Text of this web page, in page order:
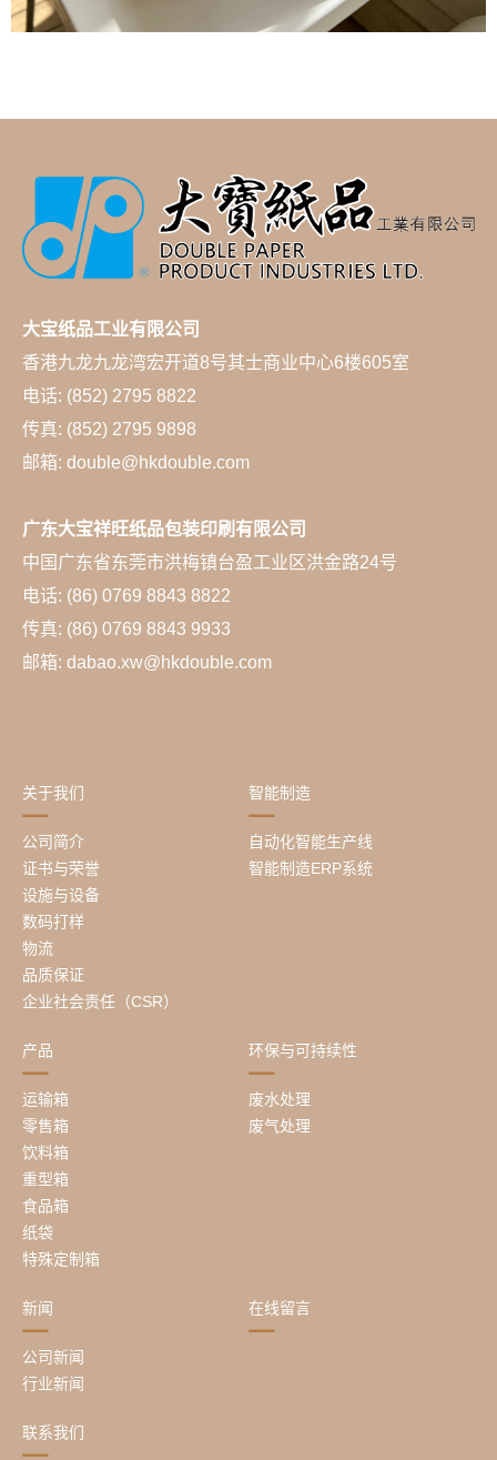
大宝纸品工业有限公司
香港九龙九龙湾宏开道8号其士商业中心6楼605室
电话: (852) 2795 8822
传真: (852) 2795 9898
邮箱: double@hkdouble.com
广东大宝祥旺纸品包装印刷有限公司
中国广东省东莞市洪梅镇台盈工业区洪金路24号
电话: (86) 0769 8843 8822
传真: (86) 0769 8843 9933
邮箱: dabao.xw@hkdouble.com
关于我们
公司简介
证书与荣誉
设施与设备
数码打样
物流
品质保证
企业社会责任（CSR）
智能制造
自动化智能生产线
智能制造ERP系统
产品
运输箱
零售箱
饮料箱
重型箱
食品箱
纸袋
特殊定制箱
环保与可持续性
废水处理
废气处理
新闻
公司新闻
行业新闻
在线留言
联系我们